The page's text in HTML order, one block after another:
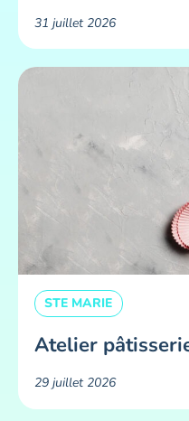
31 juillet 2026
STE MARIE
Atelier
29 juillet 2026